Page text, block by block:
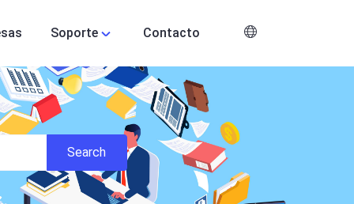
Soporte Contacto